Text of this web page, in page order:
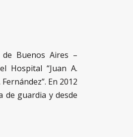
Buenos Aires –
Hospital “Juan A.
En 2012
de guardia y desde